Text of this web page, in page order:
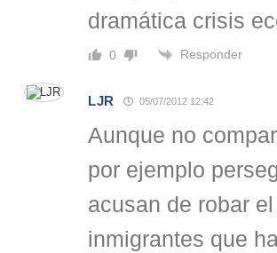
dramática crisis
0 Responder
LJR 05/07/2012 12:42
Aunque no
por ejemplo
acusan de robar
inmigrantes que